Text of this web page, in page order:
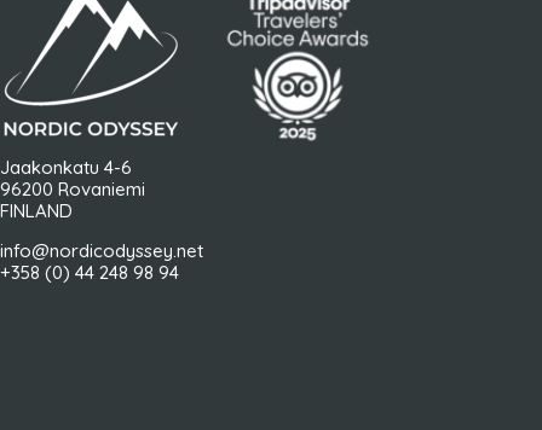
Jaakonkatu 4-6
96200 Rovaniemi
FINLAND
info@nordicodyssey.net
+358 (0) 44 248 98 94